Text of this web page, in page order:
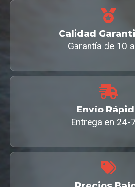
Calidad
Garantía de 10
Envío
Entrega en 24-